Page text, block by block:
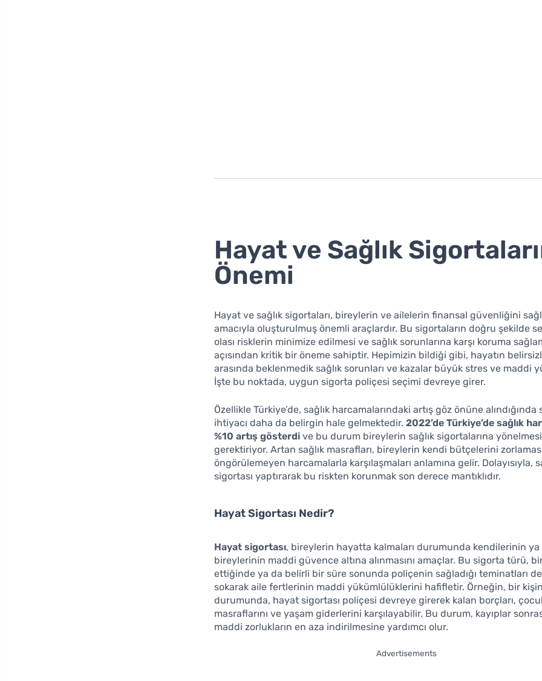
Hayat ve Sağlık
Önemi
Hayat ve sağlık sigortaları, bireylerin ve ailelerin finansal güvenliğini
amacıyla oluşturulmuş önemli araçlardır. Bu sigortaların doğru şekilde
olası risklerin minimize edilmesi ve sağlık sorunlarına karşı koruma
açısından kritik bir öneme sahiptir. Hepimizin bildiği gibi, hayatın
arasında beklenmedik sağlık sorunları ve kazalar büyük stres ve maddi
İşte bu noktada, uygun sigorta poliçesi seçimi devreye girer.
Özellikle Türkiye’de, sağlık harcamalarındaki artış göz önüne alındığında
ihtiyacı daha da belirgin hale gelmektedir.2022’de Türkiye’de sağlık
%10 artış gösterdi ve bu durum bireylerin sağlık sigortalarına
gerektiriyor. Artan sağlık masrafları, bireylerin kendi bütçelerini
öngörülemeyen harcamalarla karşılaşmaları anlamına gelir. Dolayısıyla,
sigortası yaptırarak bu riskten korunmak son derece mantıklıdır.
Hayat Sigortası Nedir?
Hayat sigortası, bireylerin hayatta kalmaları durumunda kendilerinin ya
bireylerinin maddi güvence altına alınmasını amaçlar. Bu sigorta türü,
ettiğinde ya da belirli bir süre sonunda poliçenin sağladığı teminatları
sokarak aile fertlerinin maddi yükümlülüklerini hafifletir. Örneğin, bir
durumunda, hayat sigortası poliçesi devreye girerek kalan borçları,
masraflarını ve yaşam giderlerini karşılayabilir. Bu durum, kayıplar
maddi zorlukların en aza indirilmesine yardımcı olur.
Advertisements